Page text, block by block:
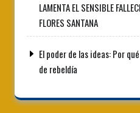
LAMENTA EL SENSIBLE
FLORES SANTANA
El poder de las ideas: Por
de rebeldía